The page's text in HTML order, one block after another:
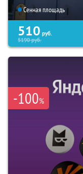
Сенная площадь
510 руб.
5190руб.
-100%